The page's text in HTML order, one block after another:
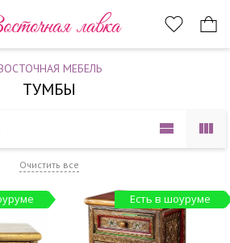
лавка
МЕБЕЛЬ
ТУМБЫ
Очистить все
Есть в шоуруме